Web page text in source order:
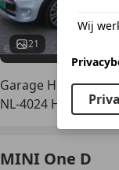
21
Garage H. Aarden
NL-4024 HE ECK EN
MINI One D
Wij